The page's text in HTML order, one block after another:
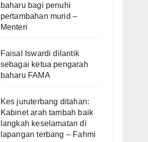
baharu bagi penuhi
pertambahan murid –
Menteri
Faisal Iswardi dilantik
sebagai ketua pengarah
baharu FAMA
Kes juruterbang ditahan:
Kabinet arah tambah baik
langkah keselamatan di
lapangan terbang – Fahmi